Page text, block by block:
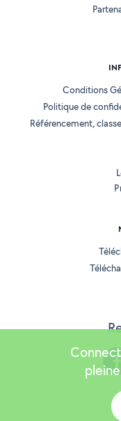
Conditions
Politique de
Référencement,